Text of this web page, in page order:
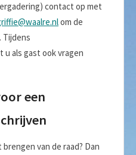
contact op met
om de
Tijdens
als gast ook vragen
een
van de raad? Dan